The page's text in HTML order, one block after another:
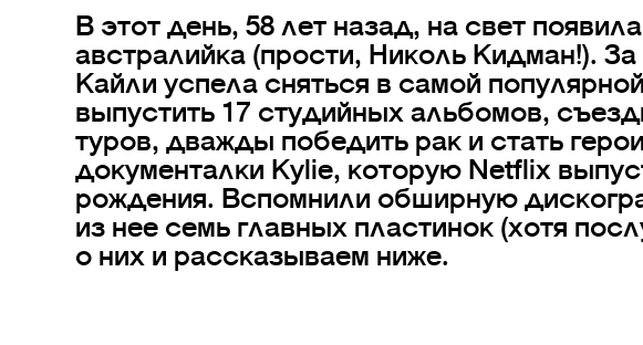
В этот день, 58 лет назад, на свет
австралийка (прости, Николь Кидман!).
Кайли успела сняться в самой
выпустить 17 студийных альбомов,
туров, дважды победить рак и стать
документалки Kylie, которую Netflix
рождения. Вспомнили обширную
из нее семь главных пластинок (хотя
о них и рассказываем ниже.